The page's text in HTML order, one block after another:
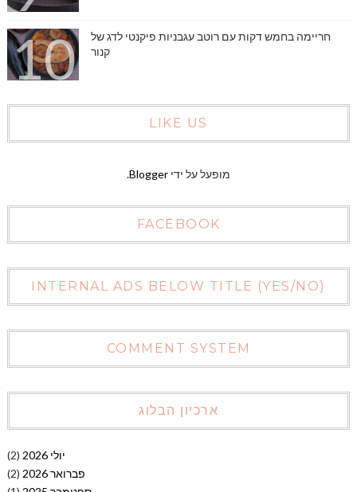
חריימה בחמש דקות עם רוטב עגבניות פיקנטי לדג של
קנור
LIKE US
מופעל על ידי Blogger
.
FACEBOOK
INTERNAL ADS BELOW TITLE (YES/NO)
COMMENT SYSTEM
ארכיון הבלוג
יולי 2026
(2)
פברואר 2026
(2)